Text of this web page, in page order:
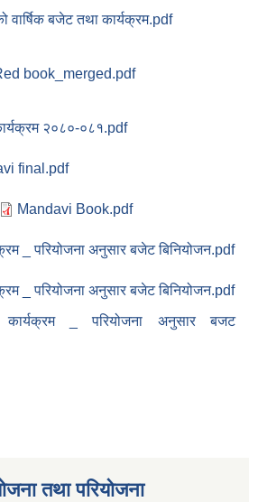
बजेट तथा कार्यक्रम.pdf
book_merged.pdf
२०८०-०८१.pdf
final.pdf
Mandavi Book.pdf
_ परियोजना अनुसार बजेट बिनियोजन.pdf
_ परियोजना अनुसार बजेट बिनियोजन.pdf
_ परियोजना अनुसार बजट
तथा परियोजना